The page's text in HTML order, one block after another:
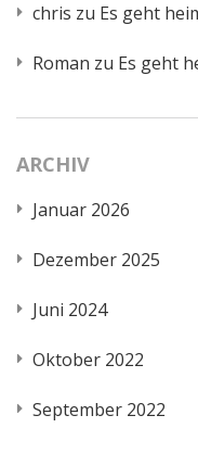
chris zu Es geht
Roman zu Es geht
ARCHIV
Januar 2026
Dezember 2025
Juni 2024
Oktober 2022
September 2022